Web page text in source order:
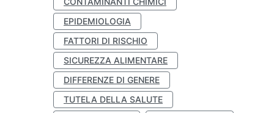
EPIDEMIOLOGIA
FATTORI DI RISCHIO
SICUREZZA ALIMENTARE
DIFFERENZE DI GENERE
TUTELA DELLA SALUTE